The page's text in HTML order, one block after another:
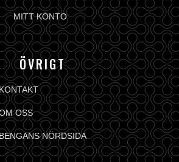
MITT KONTO
ÖVRIGT
KONTAKT
OSS
NÖRDSIDA